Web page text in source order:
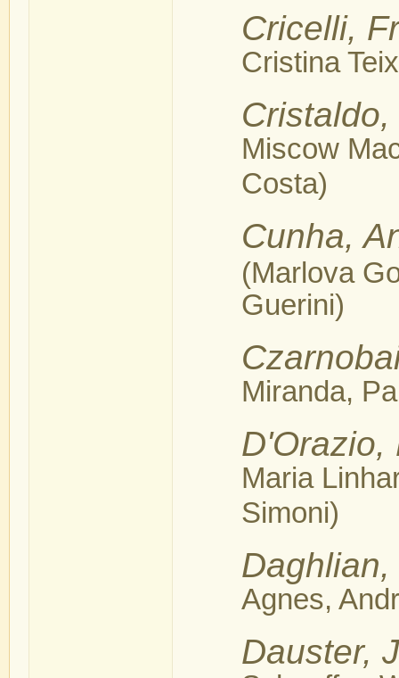
Cricelli,
Cristina
Miscow
Costa)
Cunha,
(Marlova
Guerini)
Miranda,
D'Orazio,
Maria
Simoni)
Agnes,
Dauster,